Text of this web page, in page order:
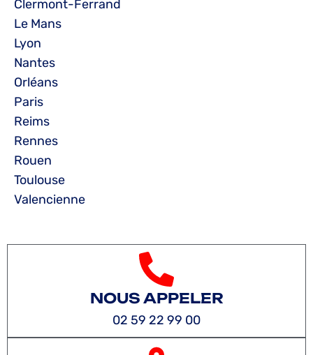
Clermont-Ferrand
Le Mans
Lyon
Nantes
Orléans
Paris
Reims
Rennes
Rouen
Toulouse
Valencienne
NOUS APPELER
02 59 22 99 00